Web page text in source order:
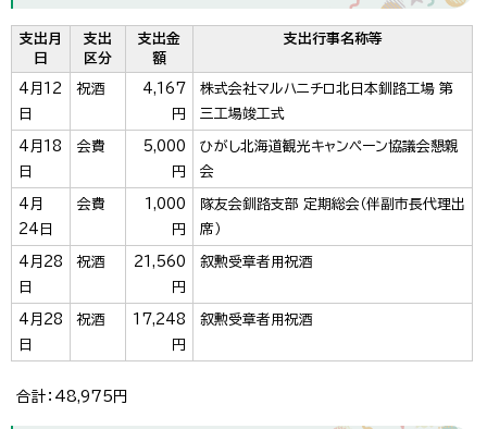
支出月
日
支出
区分
支出金
額
支出行事名称等
4月12
日
祝酒
4,167
円
株式会社マルハニチロ北日本釧路工場 第
三工場竣工式
4月18
日
会費
5,000
円
ひがし北海道観光キャンペーン協議会懇親
会
4月
24日
会費
1,000
円
隊友会釧路支部 定期総会（伴副市長代理出
席）
4月28
日
祝酒
21,560
円
叙勲受章者用祝酒
4月28
日
祝酒
17,248
円
叙勲受章者用祝酒
合計：48,975円